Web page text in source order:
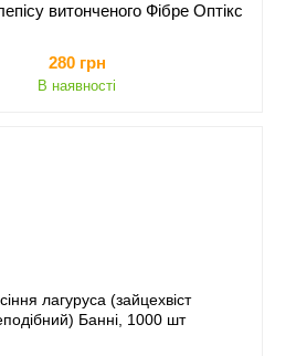
витонченого Фібре Оптікс
280 грн
В наявності